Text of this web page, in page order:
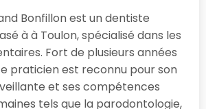
Bonfillon est un dentiste
à à Toulon, spécialisé dans les
Fort de plusieurs années
praticien est reconnu pour son
et ses compétences
tels que la parodontologie,